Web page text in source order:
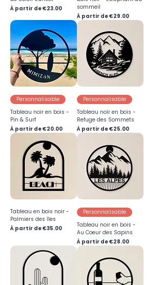
À partir de€23.00
Prix promotionnel
sommeil
À partir de€29.00
Prix promotionnel
Personnalisable
Tableau noir en bois -
Pin & Surf
À partir de€20.00
Prix promotionnel
Personnalisable
Tableau noir en bois -
Refuge des Sommets
À partir de€25.00
Prix promotionnel
Tableau en bois noir -
Palmiers des îles
À partir de€35.00
Prix promotionnel
Personnalisable
Tableau noir en bois -
Au Coeur des Sapins
À partir de€28.00
Prix promotionnel